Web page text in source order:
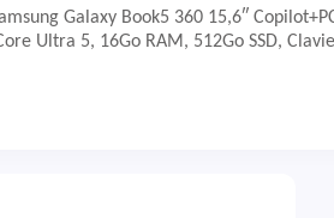
Galaxy Book5 360 15,6″
Ultra 5, 16Go RAM, 512Go SSD,